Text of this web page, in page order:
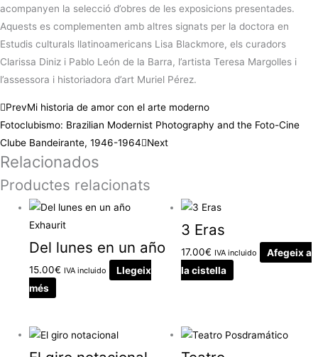
acompanyen la selecció d’obres de les exposicions presentades.
Aquests es complementen amb altres signats per la doctora en
Estudis culturals llatinoamericans Lisa Blackmore, els curadors
Clarissa Diniz i Pablo León de la Barra, l’artista Teresa Margolles i
l’assessora i historiadora d’art Muriel Pérez.
PrevMi historia de amor con el arte moderno
Fotoclubismo: Brazilian Modernist Photography and the Foto-Cine
Clube Bandeirante, 1946-1964
Next
Relacionados
Productes relacionats
Exhaurit
Del lunes en un año
15.00€ IVA incluido
Llegeix
més
3 Eras
17.00€ IVA incluido
Afegeix a
la cistella